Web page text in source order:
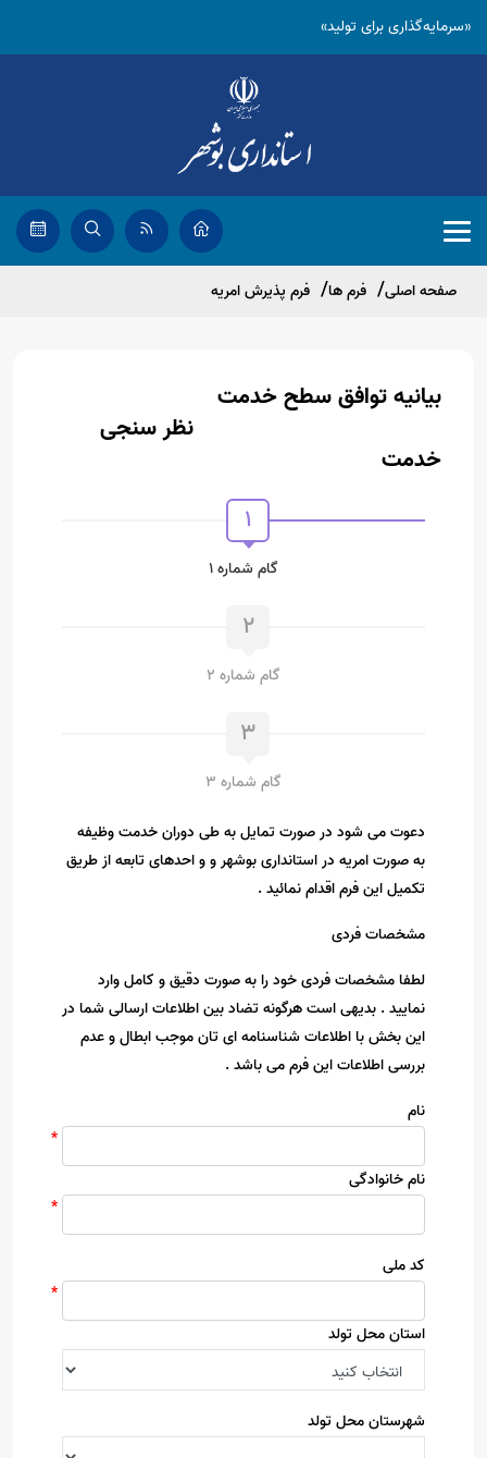
«سرمایه‌گذاری برای تولید»
صفحه اصلی فرم ها فرم پذیرش امریه
بیانیه توافق سطح خدمت
نظر سنجی
خدمت
1
گام شماره 1
2
گام شماره 2
3
گام شماره 3
دعوت می شود در صورت تمایل به طی دوران خدمت وظیفه
به صورت امریه در استانداری بوشهر و و احدهای تابعه از طریق
تکمیل این فرم اقدام نمائید .
مشخصات فردی
لطفا مشخصات فردی خود را به صورت دقیق و کامل وارد
نمایید . بدیهی است هرگونه تضاد بین اطلاعات ارسالی شما در
این بخش با اطلاعات شناسنامه ای تان موجب ابطال و عدم
بررسی اطلاعات این فرم می باشد .
نام
نام خانوادگی
کد ملی
استان محل تولد
شهرستان محل تولد